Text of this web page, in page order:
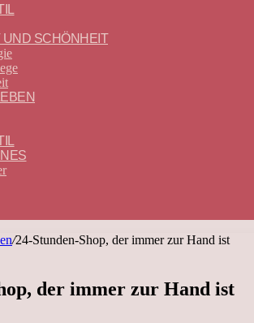
SCHÖNHEIT
/24-Stunden-Shop, der immer zur Hand ist
der immer zur Hand ist